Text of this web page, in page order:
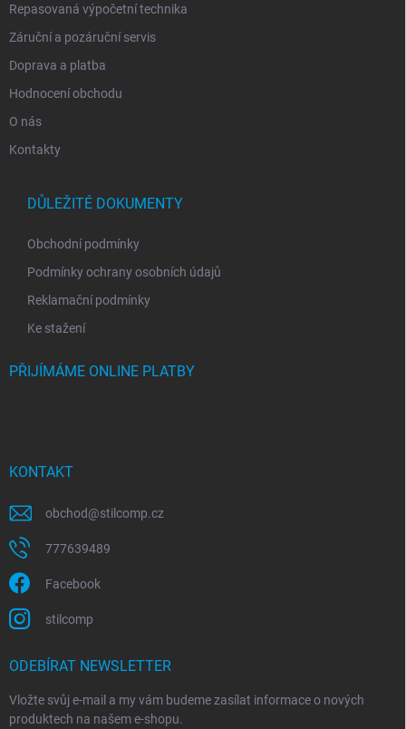
Repasovaná výpočetní technika
Záruční a pozáruční servis
Doprava a platba
Hodnocení obchodu
O nás
Kontakty
DŮLEŽITÉ DOKUMENTY
Obchodní podmínky
Podmínky ochrany osobních údajů
Reklamační podmínky
Ke stažení
PŘIJÍMÁME ONLINE PLATBY
KONTAKT
obchod@stilcomp.cz
777639489
Facebook
stilcomp
ODEBÍRAT NEWSLETTER
Vložte svůj e-mail a my vám budeme zasílat informace o nových
produktech na našem e-shopu.